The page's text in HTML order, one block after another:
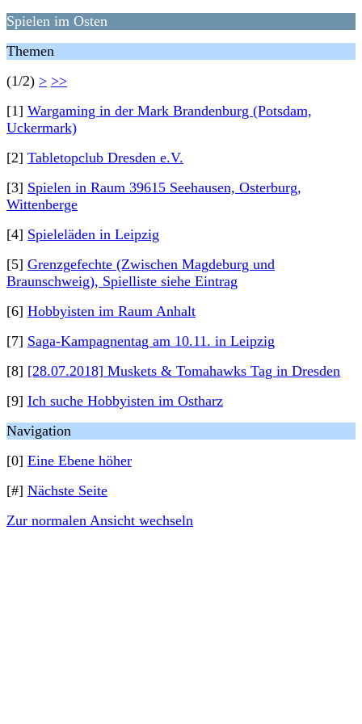
Spielen im Osten
Themen
(1/2) > >>
[1] Wargaming in der Mark Brandenburg (Potsdam,
Uckermark)
[2] Tabletopclub Dresden e.V.
[3] Spielen in Raum 39615 Seehausen, Osterburg,
Wittenberge
[4] Spieleläden in Leipzig
[5] Grenzgefechte (Zwischen Magdeburg und
Braunschweig), Spielliste siehe Eintrag
[6] Hobbyisten im Raum Anhalt
[7] Saga-Kampagnentag am 10.11. in Leipzig
[8] [28.07.2018] Muskets & Tomahawks Tag in Dresden
[9] Ich suche Hobbyisten im Ostharz
Navigation
[0] Eine Ebene höher
[#] Nächste Seite
Zur normalen Ansicht wechseln